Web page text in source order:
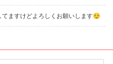
ますけどよろしくお願いします😌